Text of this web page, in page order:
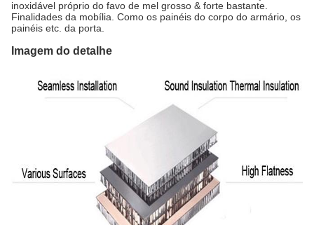
inoxidável próprio do favo de mel grosso & forte bastante.
Finalidades da mobília. Como os painéis do corpo do armário, os
painéis etc. da porta.
Imagem do detalhe